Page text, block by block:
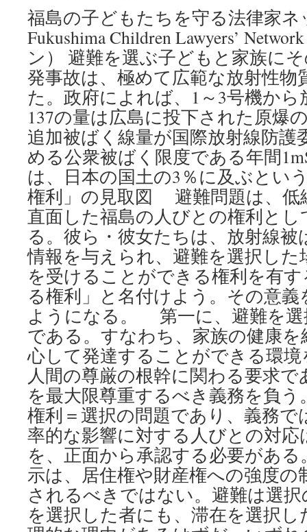
が
直
面
す
る
選
択
～
避
難
を
中
止
し
て
戻
る
か、
離
婚
し
て
避
難
を
続
け
る
か
via
民
の
声
新
聞
福島の子どもたちを守る法律家ネ
Fukushima Children Lawyers’
ン） 避難を選ぶ子どもと家族に
発事故は、極めて広範な放射性物
た。政府によれば、1～3号機か
137の量は広島に投下された原爆
追加被ばく線量が国際放射線防護
める公衆被ばく限度である年間
は、日本の国土の3％に及ぶとい
権利」の見取図 避難問題は、低
直面した福島の人びとの権利と
る。彼ら・彼女たちは、放射線
情報を与えられ、避難を選択した
を受けることができる権利を有
る権利」と名付けよう。その意
ようになる。 第一に、避難を選
である。すなわち、家族の健康
心して発達することができる環
人間の尊厳の根幹に関わる要求
を最大限尊重するべき義務を負
権利＝選択の問題であり、義務で
率的な影響に対する人びとの対
を、正面から承認する必要があ
示は、居住権や財産権への強度の
されるべきではない。避難は選
を選択した者にも、滞在を選択